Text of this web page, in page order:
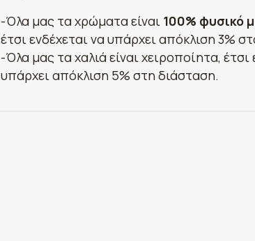
-Όλα μας τα χρώματα είναι 100% φυσικό
έτσι ενδέχεται να υπάρχει απόκλιση 3%
-Όλα μας τα χαλιά είναι χειροποίητα, έτσι
υπάρχει απόκλιση 5% στη διάσταση.